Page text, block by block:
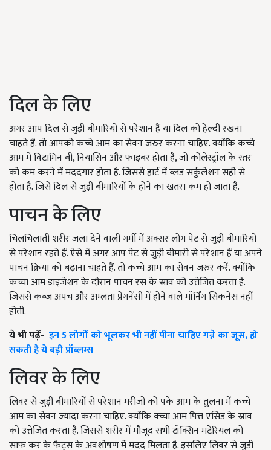
दिल के लिए
अगर आप दिल से जुड़ी बीमारियों से परेशान हैं या दिल को हेल्दी रखना
चाहते हैं. तो आपको कच्चे आम का सेवन जरुर करना चाहिए. क्योंकि कच्चे
आम में विटामिन बी, नियासिन और फाइबर होता है, जो कोलेस्ट्रॉल के स्तर
को कम करने में मददगार होता है. जिससे हार्ट में ब्लड सर्कुलेशन सही से
होता है. जिसे दिल से जुड़ी बीमारियों के होने का खतरा कम हो जाता है.
पाचन के लिए
चिलचिलाती शरीर जला देने वाली गर्मी में अक्सर लोग पेट से जुड़ी बीमारियों
से परेशान रहते हैं. ऐसे में अगर आप पेट से जुड़ी बीमारी से परेशान हैं या अपने
पाचन क्रिया को बढ़ाना चाहते हैं. तो कच्चे आम का सेवन जरुर करें. क्योंकि
कच्चा आम डाइजेशन के दौरान पाचन रस के स्राव को उत्तेजित करता है.
जिससे कब्ज अपच और अम्लता प्रेगनेंसी में होने वाले मॉर्निंग सिकनेस नहीं
होती.
ये भी पढ़ें- इन 5 लोगों को भूलकर भी नहीं पीना चाहिए गन्ने का जूस, हो
सकती है ये बड़ी प्रॉब्लम्स
लिवर के लिए
लिवर से जुड़ी बीमारियों से परेशान मरीजों को पके आम के तुलना में कच्चे
आम का सेवन ज्यादा करना चाहिए. क्योंकि क्च्चा आम पित्त एसिड के स्राव
को उत्तेजित करता है. जिससे शरीर में मौजूद सभी टॉक्सिन मटेरियल को
साफ कर के फैट्स के अवशोषण में मदद मिलता है. इसलिए लिवर से जुड़ी